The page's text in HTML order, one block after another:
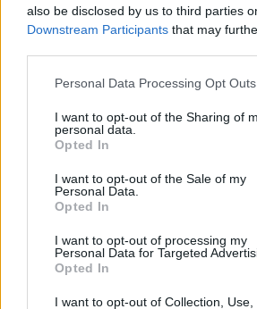
also be disclosed by us to third parties
Downstream Participants that may
Personal Data Processing Opt Outs
I want to opt-out of the Sharing of
personal data.
Opted In
I want to opt-out of the Sale of my
Personal Data.
Opted In
I want to opt-out of processing my
Personal Data for Targeted
Opted In
I want to opt-out of Collection, Use,